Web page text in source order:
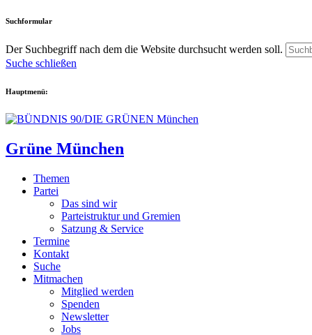
Suchformular
Der Suchbegriff nach dem die Website durchsucht werden soll.
Suche schließen
Hauptmenü:
Grüne München
Themen
Partei
Das sind wir
Parteistruktur und Gremien
Satzung & Service
Termine
Kontakt
Suche
Mitmachen
Mitglied werden
Spenden
Newsletter
Jobs